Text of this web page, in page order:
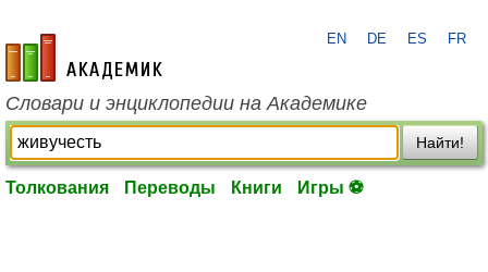
academic.ru
EN DE ES FR
Словари и энциклопедии на Академике
Найти!
Толкования Переводы Книги Игры ⚽